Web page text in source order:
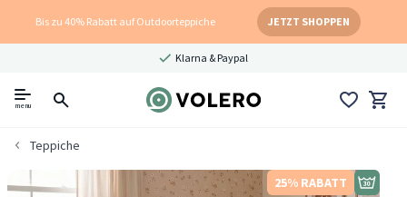
Bis zu 40% Rabatt auf Outdoorteppiche JETZT SHOPPEN
Klarna & Paypal
menu
Teppiche
25% RABATT